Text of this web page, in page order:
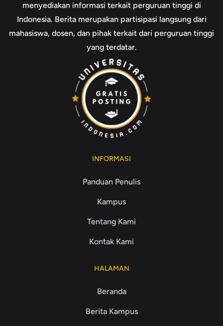
menyediakan informasi terkait perguruan tinggi di
Indonesia. Berita merupakan partisipasi langsung dari
mahasiswa, dosen, dan pihak terkait dari perguruan tinggi
yang terdatar.
INFORMASI
Panduan Penulis
Kampus
Tentang Kami
Kontak Kami
HALAMAN
Beranda
Berita Kampus